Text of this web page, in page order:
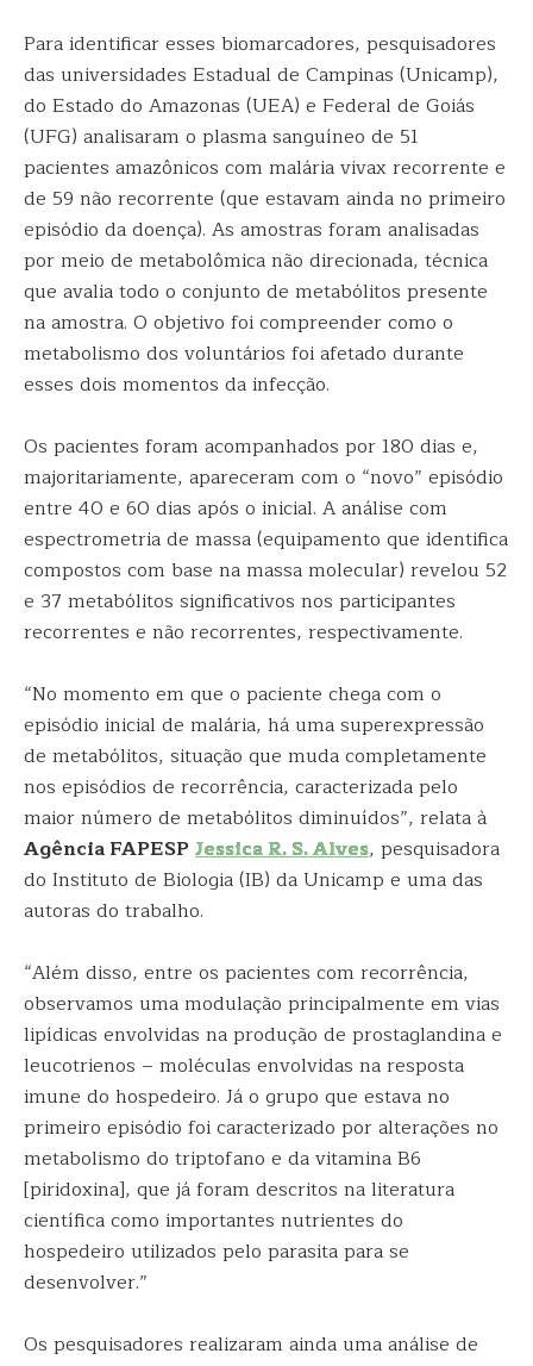
Para identificar esses biomarcadores, pesquisadores
das universidades Estadual de Campinas (Unicamp),
do Estado do Amazonas (UEA) e Federal de Goiás
(UFG) analisaram o plasma sanguíneo de 51
pacientes amazônicos com malária vivax recorrente e
de 59 não recorrente (que estavam ainda no primeiro
episódio da doença). As amostras foram analisadas
por meio de metabolômica não direcionada, técnica
que avalia todo o conjunto de metabólitos presente
na amostra. O objetivo foi compreender como o
metabolismo dos voluntários foi afetado durante
esses dois momentos da infecção.
Os pacientes foram acompanhados por 180 dias e,
majoritariamente, apareceram com o “novo” episódio
entre 40 e 60 dias após o inicial. A análise com
espectrometria de massa (equipamento que identifica
compostos com base na massa molecular) revelou 52
e 37 metabólitos significativos nos participantes
recorrentes e não recorrentes, respectivamente.
“No momento em que o paciente chega com o
episódio inicial de malária, há uma superexpressão
de metabólitos, situação que muda completamente
nos episódios de recorrência, caracterizada pelo
maior número de metabólitos diminuídos”, relata à
Agência FAPESPJessica R. S. Alves, pesquisadora
do Instituto de Biologia (IB) da Unicamp e uma das
autoras do trabalho.
“Além disso, entre os pacientes com recorrência,
observamos uma modulação principalmente em vias
lipídicas envolvidas na produção de prostaglandina e
leucotrienos – moléculas envolvidas na resposta
imune do hospedeiro. Já o grupo que estava no
primeiro episódio foi caracterizado por alterações no
metabolismo do triptofano e da vitamina B6
[piridoxina], que já foram descritos na literatura
científica como importantes nutrientes do
hospedeiro utilizados pelo parasita para se
desenvolver.”
Os pesquisadores realizaram ainda uma análise de